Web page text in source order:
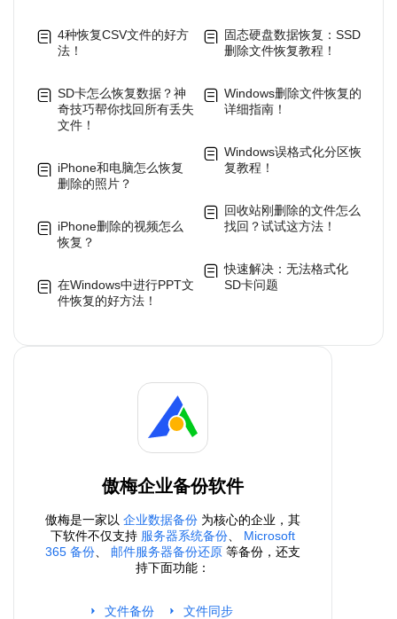
4种恢复CSV文件的好方
法！
SD卡怎么恢复数据？神
奇技巧帮你找回所有丢失
文件！
iPhone和电脑怎么恢复
删除的照片？
iPhone删除的视频怎么
恢复？
在Windows中进行PPT文
件恢复的好方法！
固态硬盘数据恢复：SSD
删除文件恢复教程！
Windows删除文件恢复的
详细指南！
Windows误格式化分区恢
复教程！
回收站刚删除的文件怎么
找回？试试这方法！
快速解决：无法格式化
SD卡问题
傲梅企业备份软件
傲梅是一家以 企业数据备份 为核心的企业，其
下软件不仅支持 服务器系统备份
Microsoft
365 备份
邮件服务器备份还原 等备份，还支
持下面功能：
文件备份
文件同步